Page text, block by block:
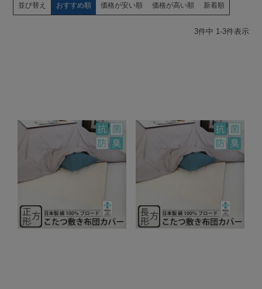
並び替え おすすめ順 価格が安い順 価格が高い順 新着順
3件中 1-3件表示